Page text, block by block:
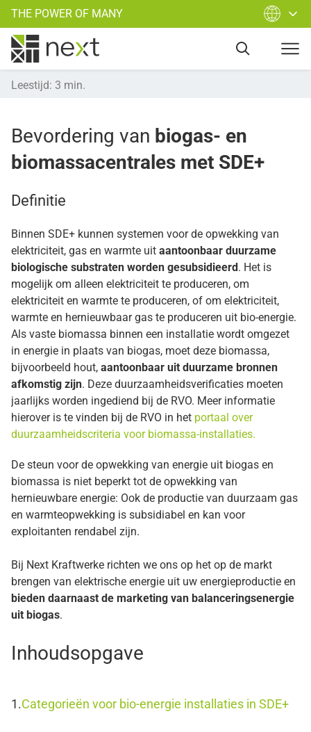
THE POWER OF MANY
Leestijd: 3 min.
Bevordering van biogas- en
biomassacentrales met SDE+
Definitie
Binnen SDE+ kunnen systemen voor de opwekking van
elektriciteit, gas en warmte uit aantoonbaar duurzame
biologische substraten worden gesubsidieerd. Het is
mogelijk om alleen elektriciteit te produceren, om
elektriciteit en warmte te produceren, of om elektriciteit,
warmte en hernieuwbaar gas te produceren uit bio-energie.
Als vaste biomassa binnen een installatie wordt omgezet
in energie in plaats van biogas, moet deze biomassa,
bijvoorbeeld hout, aantoonbaar uit duurzame bronnen
afkomstig zijn. Deze duurzaamheidsverificaties moeten
jaarlijks worden ingediend bij de RVO. Meer informatie
hierover is te vinden bij de RVO in het portaal over
duurzaamheidscriteria voor biomassa-installaties.
De steun voor de opwekking van energie uit biogas en
biomassa is niet beperkt tot de opwekking van
hernieuwbare energie: Ook de productie van duurzaam gas
en warmteopwekking is subsidiabel en kan voor
exploitanten rendabel zijn.
Bij Next Kraftwerke richten we ons op het op de markt
brengen van elektrische energie uit uw energieproductie en
bieden daarnaast de marketing van balanceringsenergie
uit biogas.
Inhoudsopgave
Categorieën voor bio-energie installaties in SDE+